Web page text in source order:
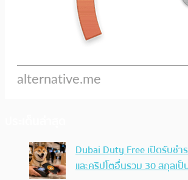
Dubai Duty Free เปิดรับชำ
และคริปโตอื่นรวม 30 สกุลเ